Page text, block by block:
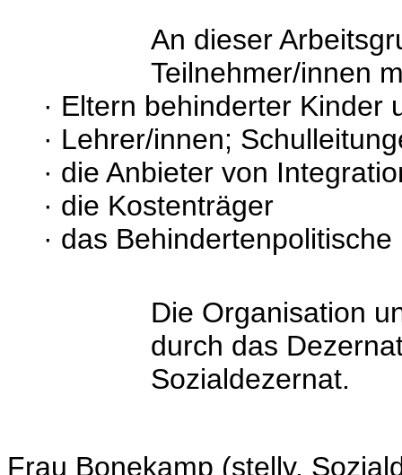
An dieser
Teilnehmer/innen
· Eltern behinderter Kinder
· Lehrer/innen;
· die Anbieter von
· die Kostenträger
· das Behindertenpolitische
Die Organisation
durch das
Sozialdezernat.
Frau Bonekamp (stellv.